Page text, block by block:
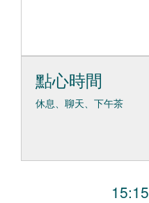
點心時間
休息、聊天、下午茶
15:15